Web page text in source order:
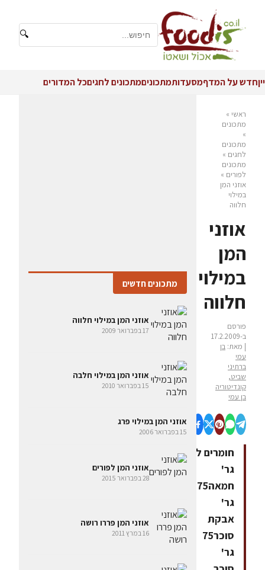
🔍
ייןחדש על המדףמסעדותמתכוניםמתכונים לחגיםכל המדורים
ראשי »
מתכונים
»
מתכונים
לחגים »
מתכונים
לפורים »
אוזני המן
במילוי
חלווה
אוזני
המן
במילוי
חלווה
פורסם
ב-17.2.2009
| מאת: בן
עמי
ברתיני
שביט,
קונדיטוריה
בן עמי
גר'
חמאה75
גר'
אבקת
סוכר75
גר'
מתכונים חדשים
אוזני המן במילוי חלווה
17 בפברואר 2009
אוזני המן במילוי חלבה
15 בפברואר 2010
אוזני המן במילוי פרג
15 בפברואר 2006
אוזני המן לפורים
28 בפברואר 2015
אוזני המן פררו רושה
16 במרץ 2011